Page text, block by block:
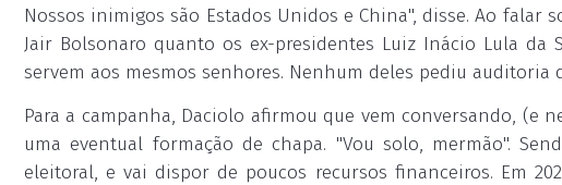
Nossos inimigos são Estados Unidos e China", disse. Ao
Jair Bolsonaro quanto os ex-presidentes Luiz Inácio Lula da
servem aos mesmos senhores. Nenhum deles pediu auditoria
Para a campanha, Daciolo afirmou que vem conversando, (e
uma eventual formação de chapa. "Vou solo, mermão".
eleitoral, e vai dispor de poucos recursos financeiros. Em